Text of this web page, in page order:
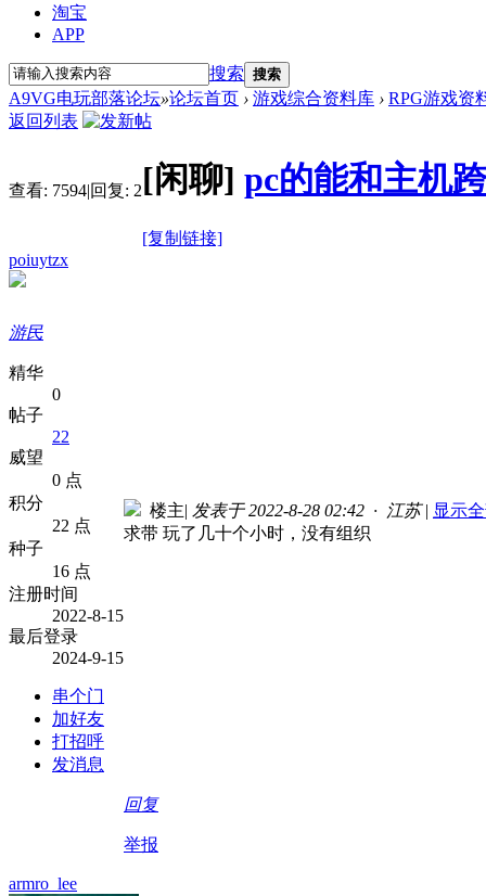
淘宝
APP
搜索 搜索
A9VG电玩部落论坛»论坛首页 › 游戏综合资料库 › RPG游戏资
返回列表
查看: 7594|回复: 2[闲聊] pc的能和主机
[复制链接]
poiuytzx
游民
精华
0
帖子
22
威望
0 点
积分
22 点
种子
16 点
注册时间
2022-8-15
最后登录
2024-9-15
串个门
加好友
打招呼
发消息
楼主| 发表于 2022-8-28 02:42 · 江苏 | 显示
求带 玩了几十个小时，没有组织
回复
举报
armro_lee